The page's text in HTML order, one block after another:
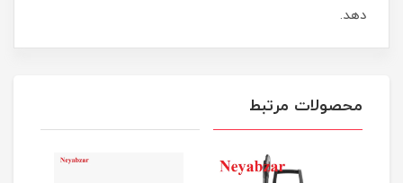
دهد.
محصولات مرتبط